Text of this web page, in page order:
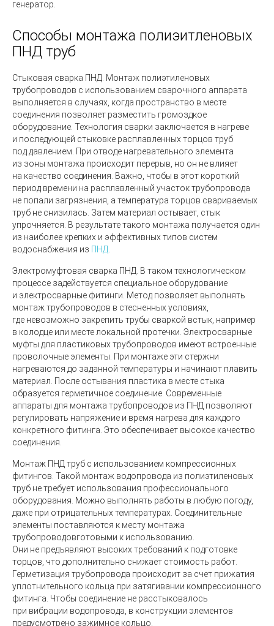
генератор.
Способы монтажа полиэитленовых
ПНД труб
Стыковая сварка ПНД
Монтаж полиэтиленовых
трубопроводов с использованием сварочного аппарата
выполняется в случаях, когда пространство в месте
соединения позволяет разместить громоздкое
оборудование. Технология сварки заключается в нагреве
и последующей стыковке расплавленных торцов труб
под давлением. При отводе нагревательного элемента
из зоны монтажа происходит перерыв, но он не влияет
на качество соединения. Важно, чтобы в этот короткий
период времени на расплавленный участок трубопровода
не попали загрязнения, а температура торцов свариваемых
труб не снизилась. Затем материал остывает, стык
упрочняется. В результате такого монтажа получается один
из наиболее крепких и эффективных типов систем
водоснабжения из ПНД
Электромуфтовая сварка ПНД
В таком технологическом
процессе задействуется специальное оборудование
и электросварные фитинги. Метод позволяет выполнять
монтаж трубопроводов в стесненных условиях,
где невозможно закрепить трубы сваркой встык, например
в колодце или месте локальной протечки. Электросварные
муфты для пластиковых трубопроводов имеют встроенные
проволочные элементы. При монтаже эти стержни
нагреваются до заданной температуры и начинают плавить
материал. После остывания пластика в месте стыка
образуется герметичное соединение. Современные
аппараты для монтажа трубопроводов из ПНД позволяют
регулировать напряжение и время нагрева для каждого
конкретного фитинга. Это обеспечивает высокое качество
соединения.
Монтаж ПНД труб с использованием компрессионных
фитингов. Такой монтаж водопровода из полиэтиленовых
труб не требует использования профессионального
оборудования. Можно выполнять работы в любую погоду,
даже при отрицательных температурах. Соединительные
элементы поставляются к месту монтажа
трубопроводовготовыми к использованию.
Они не предъявляют высоких требований к подготовке
торцов, что дополнительно снижает стоимость работ.
Герметизация трубопровода происходит за счет прижатия
уплотнительного кольца при затягивании компрессионного
фитинга. Чтобы соединение не расстыковалось
при вибрации водопровода, в конструкции элементов
предусмотрено зажимное кольцо.